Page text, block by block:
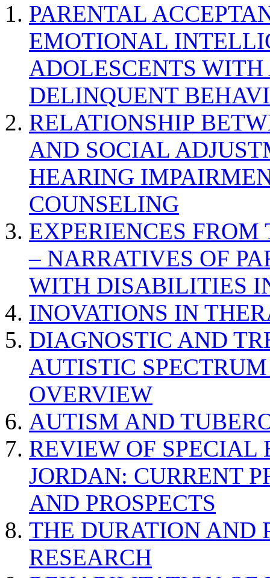
PARENTAL
EMOTIONAL
ADOLESCENTS
DELINQUENT
RELATIONSHIP
AND SOCIAL
HEARING
COUNSELING
EXPERIENCES
– NARRATIVES OF
WITH DISABILITIES
INOVATIONS IN
DIAGNOSTIC AND
AUTISTIC
OVERVIEW
AUTISM AND
REVIEW OF SPECIAL
JORDAN: CURRENT
AND PROSPECTS
THE DURATION AND
RESEARCH